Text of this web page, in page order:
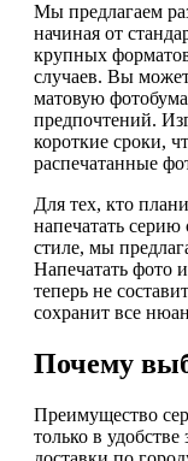
Мы предлагаем
начиная от
крупных
случаев. Вы
матовую
предпочтений.
короткие сроки,
распечатанные
Для тех, кто
напечатать
стиле, мы
Напечатать фото
теперь не
сохранит все
Почему
Преимущество
только в